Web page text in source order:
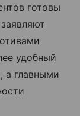
готовы
удобный
а главными